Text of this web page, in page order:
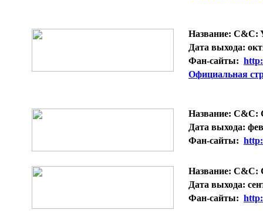
Название: C&C:
Дата выхода:
Фан-сайты:
Официальная
Название: C&C:
Дата выхода:
Фан-сайты:
Название: C&C:
Дата выхода:
Фан-сайты: